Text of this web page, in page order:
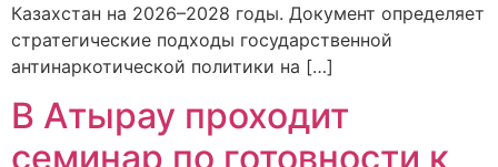
Казахстан на 2026–2028 годы. Документ определяет
стратегические подходы государственной
антинаркотической политики на […]
В Атырау проходит
семинар по готовности к